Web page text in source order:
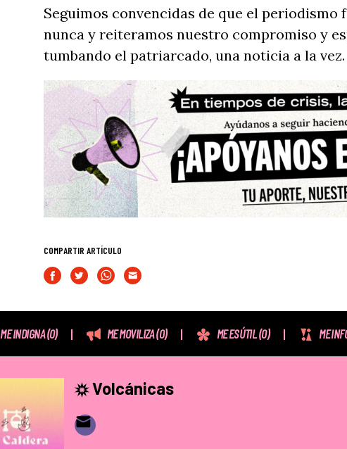
Seguimos convencidas de que el
nunca y reiteramos nuestro compromiso y
tumbando el patriarcado, una noticia a la vez.
COMPARTIR ARTÍCULO
ME INDIGNA(0) ME MOVILIZA(0) ME ES ÚTIL(0) ME
Volcánicas